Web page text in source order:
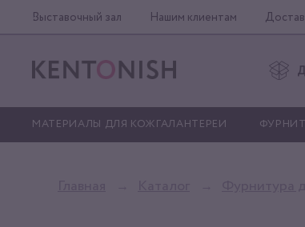
Выставочный зал Нашим клиентам
МАТЕРИАЛЫ ДЛЯ КОЖГАЛАНТЕРЕИ